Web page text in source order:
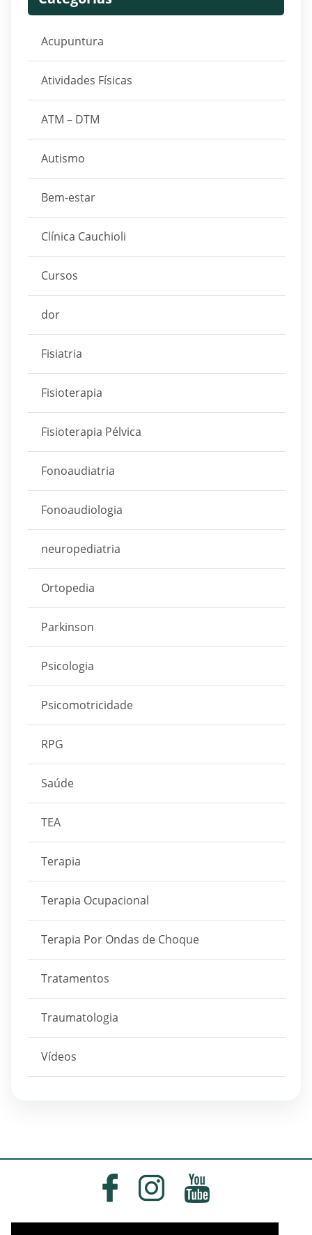
Acupuntura
Atividades Físicas
ATM – DTM
Autismo
Bem-estar
Clínica Cauchioli
Cursos
dor
Fisiatria
Fisioterapia
Fisioterapia Pélvica
Fonoaudiatria
Fonoaudiologia
neuropediatria
Ortopedia
Parkinson
Psicologia
Psicomotricidade
RPG
Saúde
TEA
Terapia
Terapia Ocupacional
Terapia Por Ondas de Choque
Tratamentos
Traumatologia
Vídeos